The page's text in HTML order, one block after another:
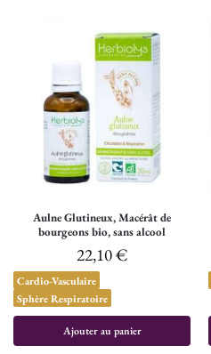
Aulne Glutineux, Macérât de
bourgeons bio, sans alcool
22,10€
Cardio-Vasculaire
Sphère Respiratoire
Ajouter au panier